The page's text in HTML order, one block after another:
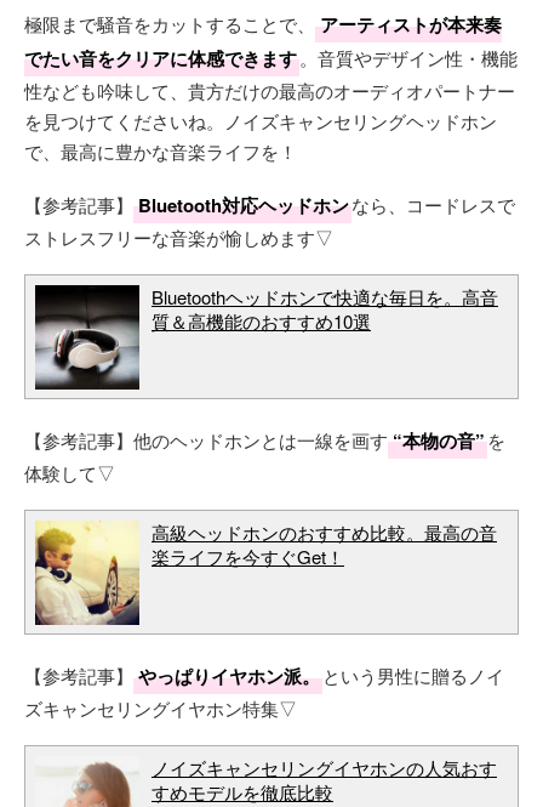
極限まで騒音をカットすることで、
アーティストが本来奏
でたい音をクリアに体感できます。音質やデザイン性・機能
性なども吟味して、貴方だけの最高のオーディオパートナー
を見つけてくださいね。ノイズキャンセリングヘッドホン
で、最高に豊かな音楽ライフを！
【参考記事】 Bluetooth対応ヘッドホンなら、コードレスで
ストレスフリーな音楽が愉しめます▽
Bluetoothヘッドホンで快適な毎日を。高音
質＆高機能のおすすめ10選
【参考記事】他のヘッドホンとは一線を画す “本物の音”を
体験して▽
高級ヘッドホンのおすすめ比較。最高の音
楽ライフを今すぐGet！
【参考記事】 やっぱりイヤホン派。という男性に贈るノイ
ズキャンセリングイヤホン特集▽
ノイズキャンセリングイヤホンの人気おす
すめモデルを徹底比較